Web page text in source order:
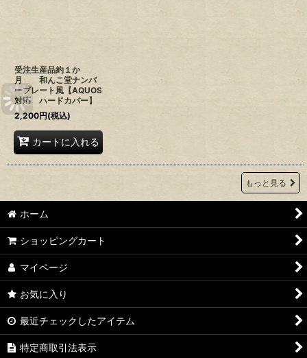
受注生産品約１か
月 和んこ堂ナンバ
ープレート風【AQUOS
対応 ハードカバー】
2,200円(税込)
カートに入れる
もっと見る
ホーム
ショッピングカート
マイページ
お気に入り
最近チェックしたアイテム
特定商取引法表示